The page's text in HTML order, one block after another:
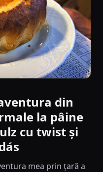
din
la pâine
cu twist și
mea prin țară a